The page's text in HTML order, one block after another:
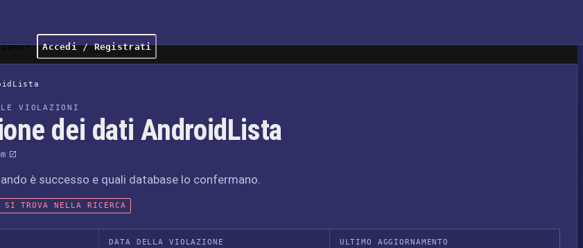
Accedi / Registrati
VIOLAZIONI
dei dati AndroidLista
è successo e quali database lo confermano.
SI TROVA NELLA RICERCA
DATA DELLA VIOLAZIONE ULTIMO AGGIORNAMENTO